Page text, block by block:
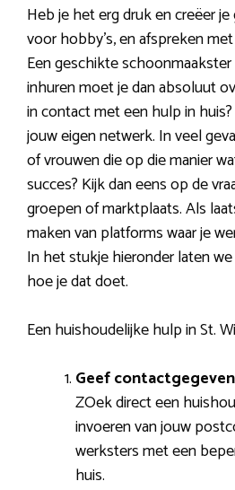
Heb je het erg druk en creëer
voor hobby’s, en afspreken
Een geschikte
inhuren moet je dan absoluut
in contact met een hulp in huis?
jouw eigen netwerk. In veel
of vrouwen die op die manier
succes? Kijk dan eens op de
groepen of marktplaats. Als
maken van platforms waar je
In het stukje hieronder laten
hoe je dat doet.
Een huishoudelijke hulp in St.
Geef
ZOek direct een
invoeren van jouw
werksters met een
huis.